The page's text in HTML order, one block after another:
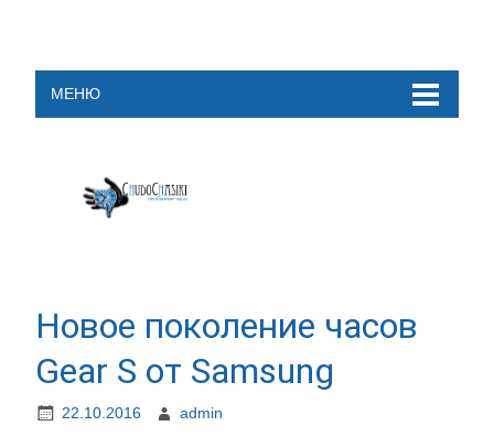
МЕНЮ
Новое поколение часов
Gear S от Samsung
22.10.2016 admin